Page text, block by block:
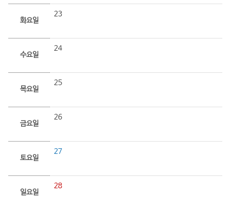
화요일
23
수요일
24
목요일
25
금요일
26
토요일
27
일요일
28